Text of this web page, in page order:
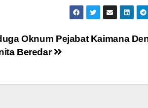
Oknum Pejabat Kaimana
Beredar